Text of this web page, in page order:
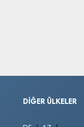
DIĞER ÜLKELER